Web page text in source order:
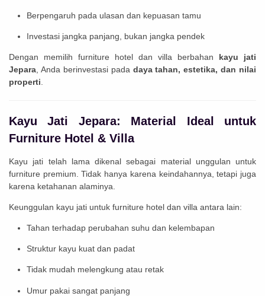
Berpengaruh pada ulasan dan kepuasan tamu
Investasi jangka panjang, bukan jangka pendek
Dengan memilih furniture hotel dan villa berbahan kayu jati
Jepara , Anda berinvestasi pada daya tahan, estetika, dan nilai
properti
Kayu Jati Jepara: Material Ideal untuk
Furniture Hotel & Villa
Kayu jati telah lama dikenal sebagai material unggulan untuk
furniture premium. Tidak hanya karena keindahannya, tetapi juga
karena ketahanan alaminya.
Keunggulan kayu jati untuk furniture hotel dan villa antara lain:
Tahan terhadap perubahan suhu dan kelembapan
Struktur kayu kuat dan padat
Tidak mudah melengkung atau retak
Umur pakai sangat panjang